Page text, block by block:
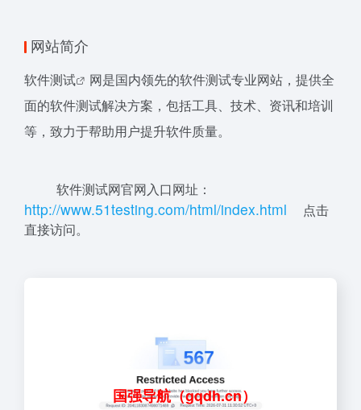
网站简介
软件测试
网是国内领先的软件测试专业网站，提供全
面的软件测试解决方案，包括工具、技术、资讯和培训
等，致力于帮助用户提升软件质量。
软件测试网官网入口网址：
http://www.51testing.com/html/index.html
点击
直接访问。
国强导航（gqdh.cn）